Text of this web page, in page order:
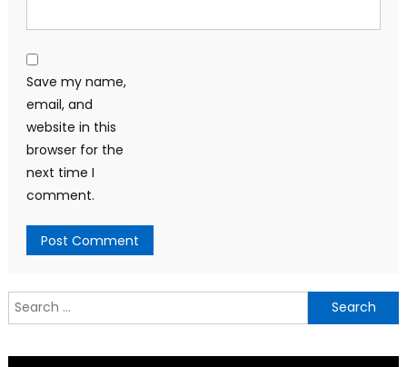
Save my name,
email, and
website in this
browser for the
next time I
comment.
Search
for: